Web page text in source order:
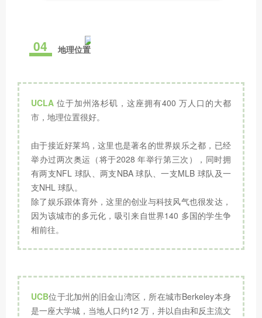
04 地理位置
UCLA 位于加州洛杉矶，这座拥有400 万人口的大都
市，地理位置很好。
由于接近好莱坞，这里也是著名的世界娱乐之都，已经
举办过两次奥运（将于2028 年举行第三次），同时拥
有两支NFL 球队、两支NBA 球队、一支MLB 球队及一
支NHL 球队。
除了娱乐跟体育外，这里的创业与科技风气也很发达，
因为该城市的多元化，吸引来自世界140 多国的学生争
相前往。
UCB位于北加州的旧金山湾区，所在城市Berkeley本身
是一座大学城，当地人口约12 万，并以自由和反主流文